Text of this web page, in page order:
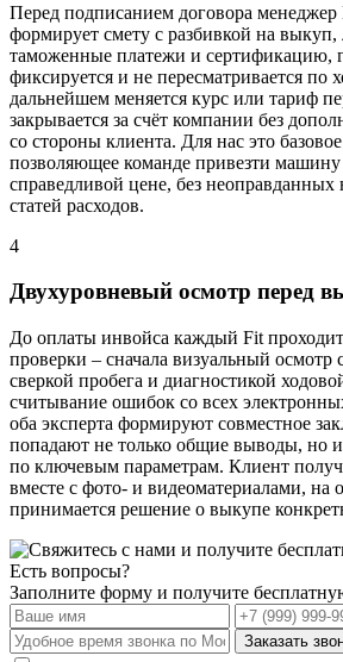
Перед подписанием договора менеджер
формирует смету с разбивкой на выкуп,
таможенные платежи и сертификацию,
фиксируется и не пересматривается по
дальнейшем меняется курс или тариф
закрывается за счёт компании без
со стороны клиента. Для нас это
позволяющее команде привезти машину
справедливой цене, без
статей расходов.
4
Двухуровневый осмотр перед
До оплаты инвойса каждый Fit
проверки – сначала визуальный осмотр
сверкой пробега и диагностикой
считывание ошибок со всех
оба эксперта формируют совместное
попадают не только общие выводы, но
по ключевым параметрам. Клиент
вместе с фото- и видеоматериалами, на
принимается решение о выкупе
Есть вопросы?
Заполните форму и получите
Заказать